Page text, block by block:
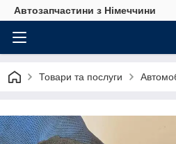
Автозапчастини з Німеччини
Товари та послуги